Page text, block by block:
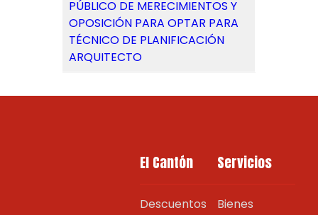
PÚBLICO DE MERECIMIENTOS Y
OPOSICIÓN PARA OPTAR PARA
TÉCNICO DE PLANIFICACIÓN
ARQUITECTO
El Cantón
Descuentos
Servicios
Bienes